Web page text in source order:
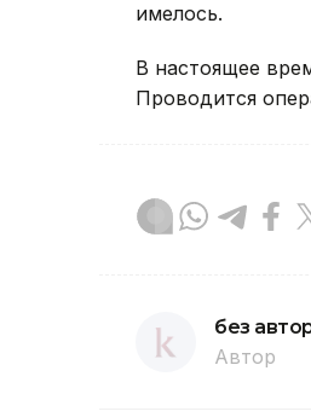
имелось.
В настоящее
Проводится
без
Автор